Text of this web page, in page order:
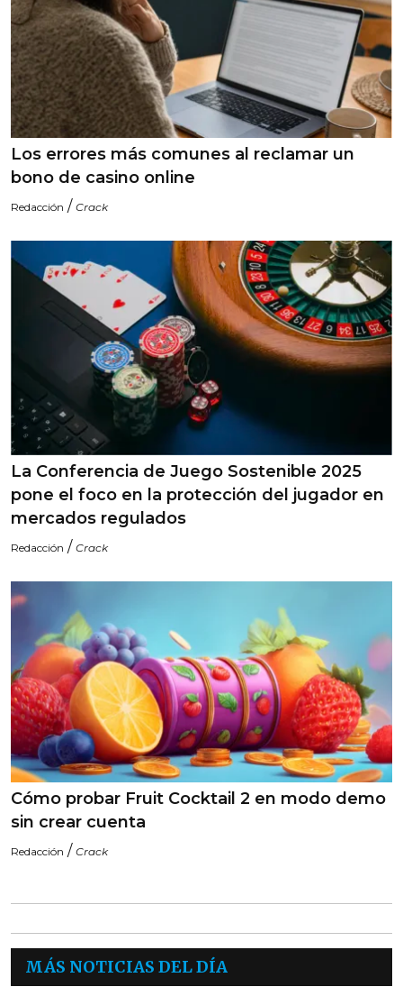
Los errores más comunes al reclamar un
bono de casino online
Redacción / Crack
La Conferencia de Juego Sostenible 2025
pone el foco en la protección del jugador en
mercados regulados
Redacción / Crack
Cómo probar Fruit Cocktail 2 en modo demo
sin crear cuenta
Redacción / Crack
MÁS NOTICIAS DEL DÍA